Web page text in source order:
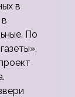
в
По